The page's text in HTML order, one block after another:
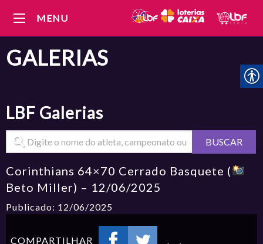
MENU
GALERIAS
LBF Galerias
BUSCAR
Corinthians 64×70 Cerrado Basquete (
Beto Miller) – 12/06/2025
Publicado: 12/06/2025
COMPARTILHAR